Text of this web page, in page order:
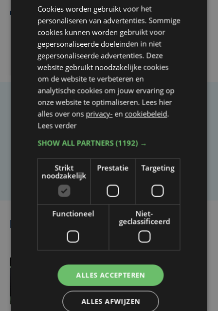
maandenlange coma overleden
Taalfout opgemerkt?
Heb je een taal- of schrijffout opgemerkt in dit
Laat het ons weten
vr 7 augustus | 11:43
Alcatraz voor het eerst
volledig uitverkocht:
Channel Zero neemt
Cookies worden gebruikt voor het
personaliseren van advertenties. Sommige
cookies kunnen worden gebruikt voor
gepersonaliseerde doeleinden in niet
gepersonaliseerde advertenties. Deze
website gebruikt noodzakelijke cookies
om de website te verbeteren en
analytische cookies om jouw ervaring op
onze website te optimaliseren. Lees hier
alles over ons privacy- en cookiebeleid.
Lees verder
SHOW ALL PARTNERS(1192) →
Strikt
noodzakelijk
Prestatie Targeting
Functioneel
Niet-
geclassificeerd
ALLES ACCEPTEREN
ALLES AFWIJZEN